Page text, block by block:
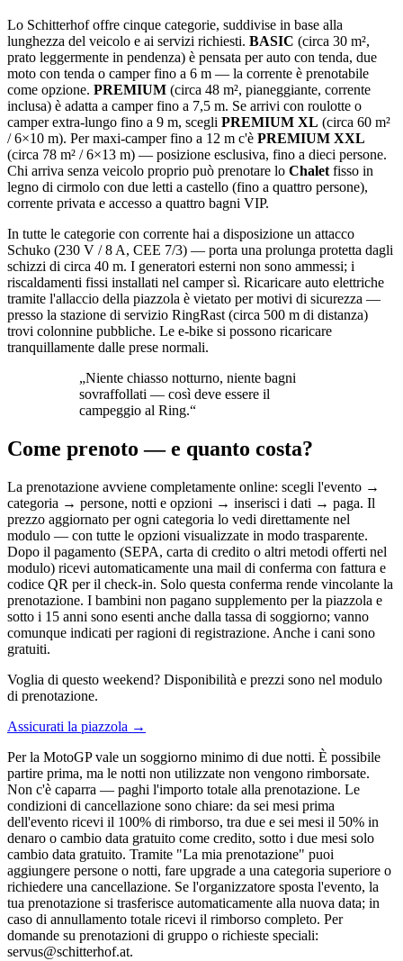
Lo Schitterhof offre cinque categorie, suddivise in base alla
lunghezza del veicolo e ai servizi richiesti. BASIC (circa 30 m²,
prato leggermente in pendenza) è pensata per auto con tenda, due
moto con tenda o camper fino a 6 m — la corrente è prenotabile
come opzione. PREMIUM (circa 48 m², pianeggiante, corrente
inclusa) è adatta a camper fino a 7,5 m. Se arrivi con roulotte o
camper extra-lungo fino a 9 m, scegli PREMIUM XL (circa 60 m²
/ 6×10 m). Per maxi-camper fino a 12 m c'è PREMIUM XXL
(circa 78 m² / 6×13 m) — posizione esclusiva, fino a dieci persone.
Chi arriva senza veicolo proprio può prenotare lo Chalet fisso in
legno di cirmolo con due letti a castello (fino a quattro persone),
corrente privata e accesso a quattro bagni VIP.
In tutte le categorie con corrente hai a disposizione un attacco
Schuko (230 V / 8 A, CEE 7/3) — porta una prolunga protetta dagli
schizzi di circa 40 m. I generatori esterni non sono ammessi; i
riscaldamenti fissi installati nel camper sì. Ricaricare auto elettriche
tramite l'allaccio della piazzola è vietato per motivi di sicurezza —
presso la stazione di servizio RingRast (circa 500 m di distanza)
trovi colonnine pubbliche. Le e-bike si possono ricaricare
tranquillamente dalle prese normali.
„Niente chiasso notturno, niente bagni
sovraffollati — così deve essere il
campeggio al Ring.“
Come prenoto — e quanto costa?
La prenotazione avviene completamente online: scegli l'evento →
categoria → persone, notti e opzioni → inserisci i dati → paga. Il
prezzo aggiornato per ogni categoria lo vedi direttamente nel
modulo — con tutte le opzioni visualizzate in modo trasparente.
Dopo il pagamento (SEPA, carta di credito o altri metodi offerti nel
modulo) ricevi automaticamente una mail di conferma con fattura e
codice QR per il check-in. Solo questa conferma rende vincolante la
prenotazione. I bambini non pagano supplemento per la piazzola e
sotto i 15 anni sono esenti anche dalla tassa di soggiorno; vanno
comunque indicati per ragioni di registrazione. Anche i cani sono
gratuiti.
Voglia di questo weekend? Disponibilità e prezzi sono nel modulo
di prenotazione.
Assicurati la piazzola →
Per la MotoGP vale un soggiorno minimo di due notti. È possibile
partire prima, ma le notti non utilizzate non vengono rimborsate.
Non c'è caparra — paghi l'importo totale alla prenotazione. Le
condizioni di cancellazione sono chiare: da sei mesi prima
dell'evento ricevi il 100% di rimborso, tra due e sei mesi il 50% in
denaro o cambio data gratuito come credito, sotto i due mesi solo
cambio data gratuito. Tramite "La mia prenotazione" puoi
aggiungere persone o notti, fare upgrade a una categoria superiore o
richiedere una cancellazione. Se l'organizzatore sposta l'evento, la
tua prenotazione si trasferisce automaticamente alla nuova data; in
caso di annullamento totale ricevi il rimborso completo. Per
domande su prenotazioni di gruppo o richieste speciali:
servus@schitterhof.at.